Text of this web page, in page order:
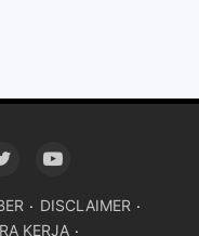
DISCLAIMER
KERJA